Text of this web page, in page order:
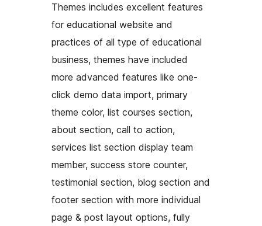
Themes includes excellent features
for educational website and
practices of all type of educational
business, themes have included
more advanced features like one-
click demo data import, primary
theme color, list courses section,
about section, call to action,
services list section display team
member, success store counter,
testimonial section, blog section and
footer section with more individual
page & post layout options, fully